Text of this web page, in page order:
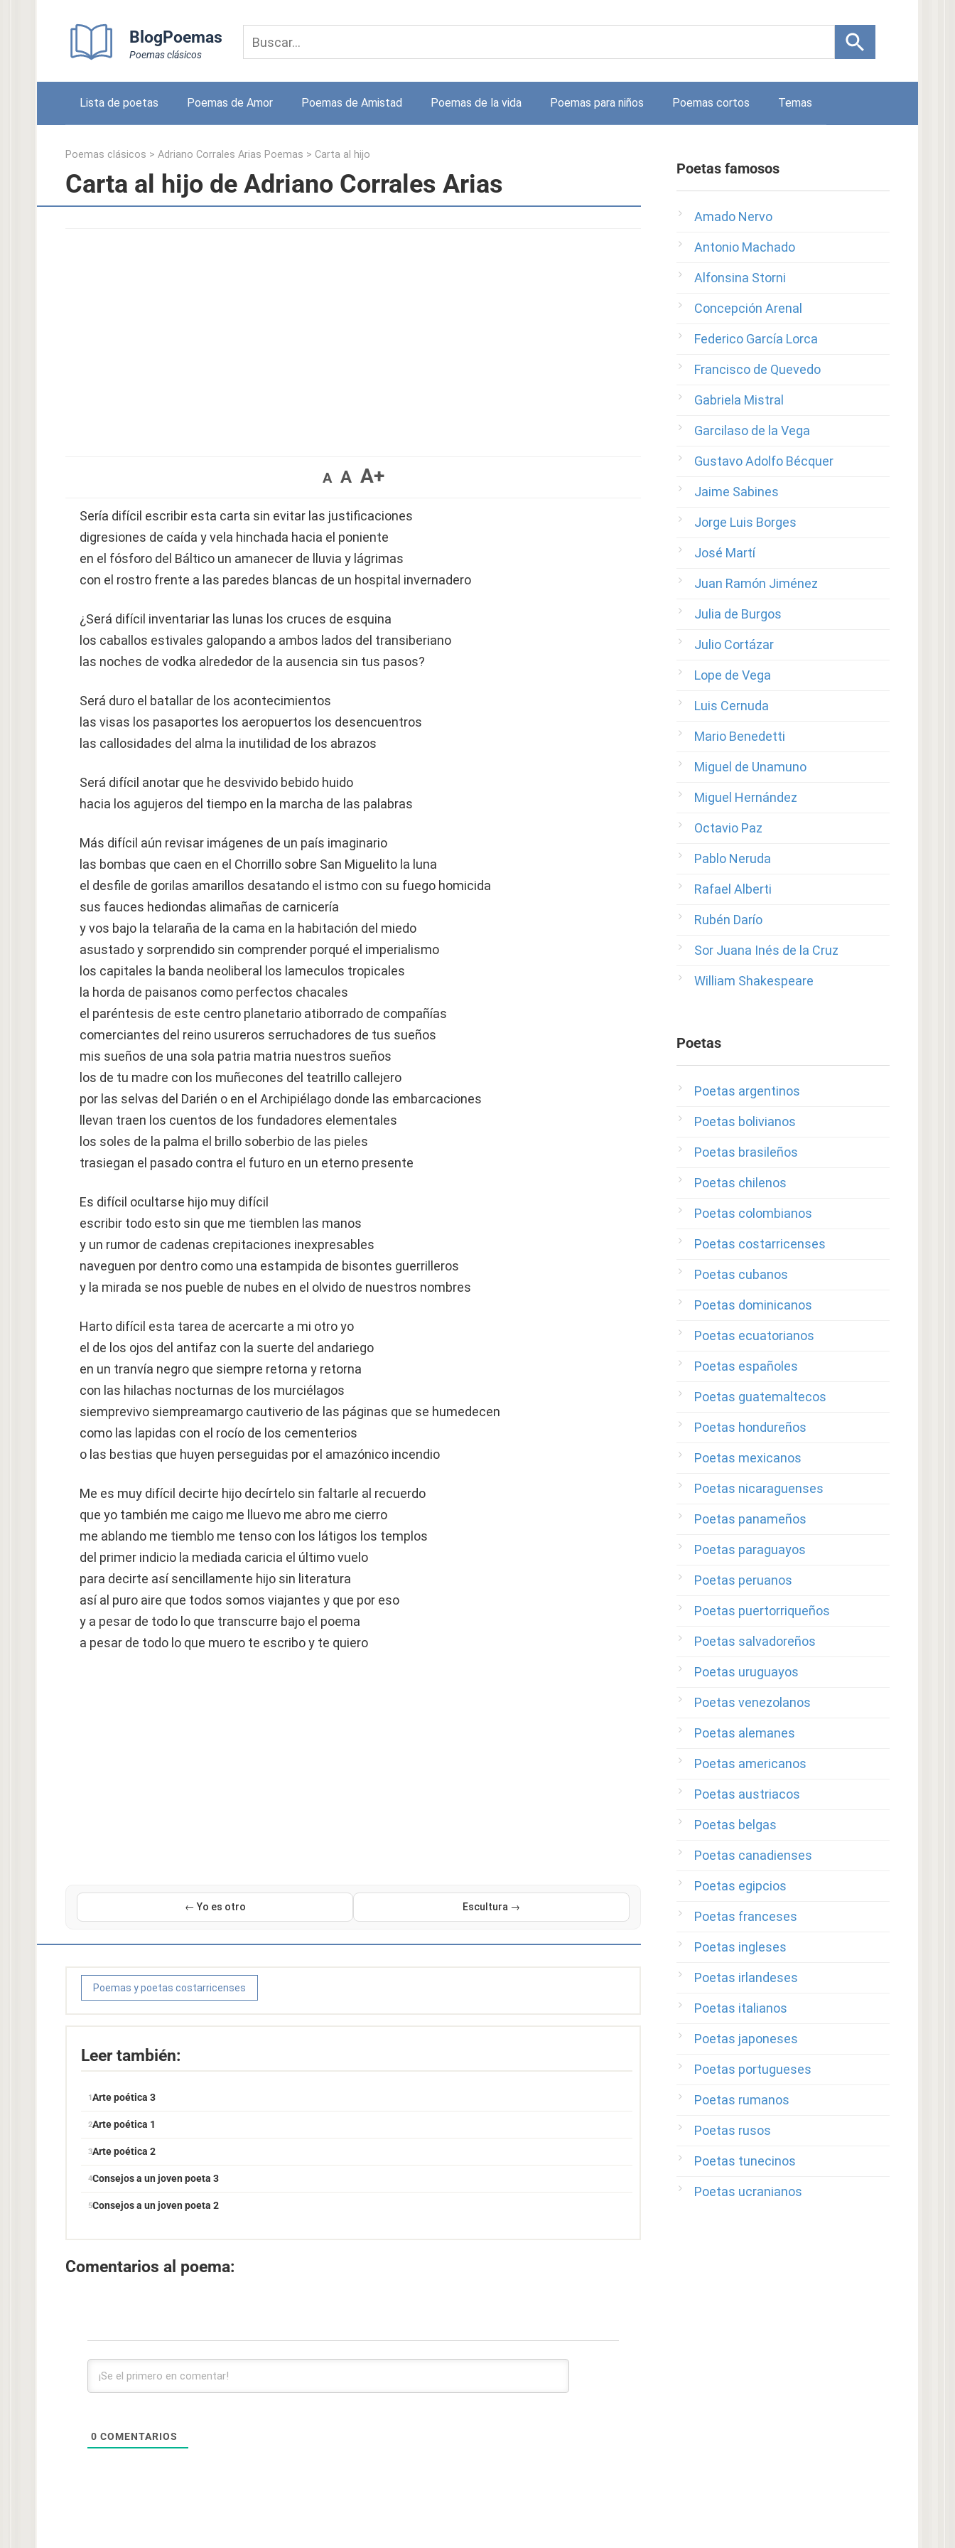
BlogPoemas
Poemas clásicos
Lista de poetas Poemas de Amor Poemas de Amistad Poemas de la vida Poemas para niños Poemas cortos Temas
Poemas clásicos > Adriano Corrales Arias Poemas > Carta al hijo
Carta al hijo de Adriano Corrales Arias
A A A+
Sería difícil escribir esta carta sin evitar las justificaciones
digresiones de caída y vela hinchada hacia el poniente
en el fósforo del Báltico un amanecer de lluvia y lágrimas
con el rostro frente a las paredes blancas de un hospital invernadero
¿Será difícil inventariar las lunas los cruces de esquina
los caballos estivales galopando a ambos lados del transiberiano
las noches de vodka alrededor de la ausencia sin tus pasos?
Será duro el batallar de los acontecimientos
las visas los pasaportes los aeropuertos los desencuentros
las callosidades del alma la inutilidad de los abrazos
Será difícil anotar que he desvivido bebido huido
hacia los agujeros del tiempo en la marcha de las palabras
Más difícil aún revisar imágenes de un país imaginario
las bombas que caen en el Chorrillo sobre San Miguelito la luna
el desfile de gorilas amarillos desatando el istmo con su fuego homicida
sus fauces hediondas alimañas de carnicería
y vos bajo la telaraña de la cama en la habitación del miedo
asustado y sorprendido sin comprender porqué el imperialismo
los capitales la banda neoliberal los lameculos tropicales
la horda de paisanos como perfectos chacales
el paréntesis de este centro planetario atiborrado de compañías
comerciantes del reino usureros serruchadores de tus sueños
mis sueños de una sola patria matria nuestros sueños
los de tu madre con los muñecones del teatrillo callejero
por las selvas del Darién o en el Archipiélago donde las embarcaciones
llevan traen los cuentos de los fundadores elementales
los soles de la palma el brillo soberbio de las pieles
trasiegan el pasado contra el futuro en un eterno presente
Es difícil ocultarse hijo muy difícil
escribir todo esto sin que me tiemblen las manos
y un rumor de cadenas crepitaciones inexpresables
naveguen por dentro como una estampida de bisontes guerrilleros
y la mirada se nos pueble de nubes en el olvido de nuestros nombres
Harto difícil esta tarea de acercarte a mi otro yo
el de los ojos del antifaz con la suerte del andariego
en un tranvía negro que siempre retorna y retorna
con las hilachas nocturnas de los murciélagos
siemprevivo siempreamargo cautiverio de las páginas que se humedecen
como las lapidas con el rocío de los cementerios
o las bestias que huyen perseguidas por el amazónico incendio
Me es muy difícil decirte hijo decírtelo sin faltarle al recuerdo
que yo también me caigo me lluevo me abro me cierro
me ablando me tiemblo me tenso con los látigos los templos
del primer indicio la mediada caricia el último vuelo
para decirte así sencillamente hijo sin literatura
así al puro aire que todos somos viajantes y que por eso
y a pesar de todo lo que transcurre bajo el poema
a pesar de todo lo que muero te escribo y te quiero
← Yo es otro Escultura →
Poemas y poetas costarricenses
Leer también:
Arte poética 3
Arte poética 1
Arte poética 2
Consejos a un joven poeta 3
Consejos a un joven poeta 2
Comentarios al poema:
0 COMENTARIOS
Poetas famosos
Amado Nervo
Antonio Machado
Alfonsina Storni
Concepción Arenal
Federico García Lorca
Francisco de Quevedo
Gabriela Mistral
Garcilaso de la Vega
Gustavo Adolfo Bécquer
Jaime Sabines
Jorge Luis Borges
José Martí
Juan Ramón Jiménez
Julia de Burgos
Julio Cortázar
Lope de Vega
Luis Cernuda
Mario Benedetti
Miguel de Unamuno
Miguel Hernández
Octavio Paz
Pablo Neruda
Rafael Alberti
Rubén Darío
Sor Juana Inés de la Cruz
William Shakespeare
Poetas
Poetas argentinos
Poetas bolivianos
Poetas brasileños
Poetas chilenos
Poetas colombianos
Poetas costarricenses
Poetas cubanos
Poetas dominicanos
Poetas ecuatorianos
Poetas españoles
Poetas guatemaltecos
Poetas hondureños
Poetas mexicanos
Poetas nicaraguenses
Poetas panameños
Poetas paraguayos
Poetas peruanos
Poetas puertorriqueños
Poetas salvadoreños
Poetas uruguayos
Poetas venezolanos
Poetas alemanes
Poetas americanos
Poetas austriacos
Poetas belgas
Poetas canadienses
Poetas egipcios
Poetas franceses
Poetas ingleses
Poetas irlandeses
Poetas italianos
Poetas japoneses
Poetas portugueses
Poetas rumanos
Poetas rusos
Poetas tunecinos
Poetas ucranianos